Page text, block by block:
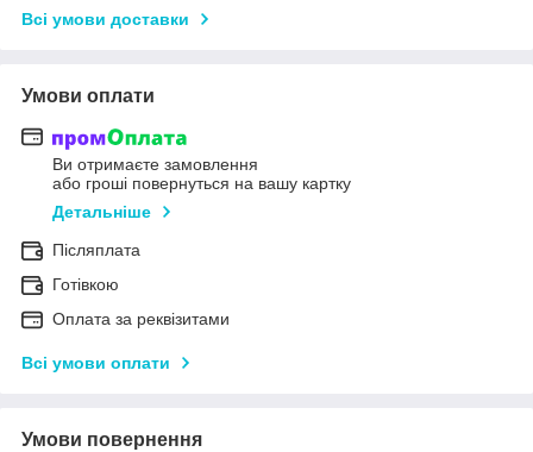
Всі умови доставки
Умови оплати
Ви отримаєте замовлення
або гроші повернуться на вашу картку
Детальніше
Післяплата
Готівкою
Оплата за реквізитами
Всі умови оплати
Умови повернення